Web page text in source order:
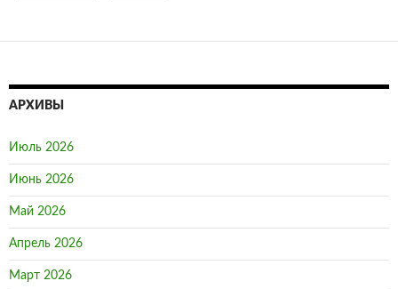
АРХИВЫ
Июль 2026
Июнь 2026
Май 2026
Апрель 2026
Март 2026